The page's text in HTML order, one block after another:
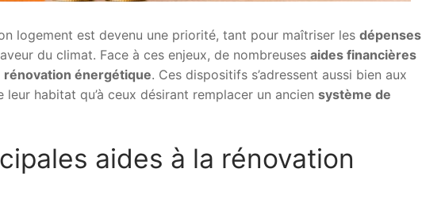
logement est devenu une priorité, tant pour maîtriser les dépenses
du climat. Face à ces enjeux, de nombreuses aides financières
rénovation énergétique. Ces dispositifs s’adressent aussi bien aux
leur habitat qu’à ceux désirant remplacer un ancien système de
aides à la rénovation